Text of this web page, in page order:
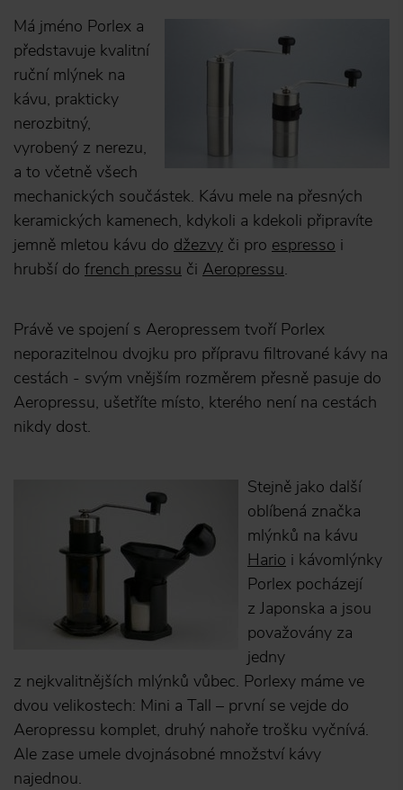
Má jméno Porlex a
představuje kvalitní
ruční mlýnek na
kávu, prakticky
nerozbitný,
vyrobený z nerezu,
a to včetně všech
mechanických součástek. Kávu mele na přesných
keramických kamenech, kdykoli a kdekoli připravíte
jemně mletou kávu do džezvy či pro espresso i
hrubší do french pressu či Aeropressu.
Právě ve spojení s Aeropressem tvoří Porlex
neporazitelnou dvojku pro přípravu filtrované kávy na
cestách - svým vnějším rozměrem přesně pasuje do
Aeropressu, ušetříte místo, kterého není na cestách
nikdy dost.
Stejně jako další
oblíbená značka
mlýnků na kávu
Hario i kávomlýnky
Porlex pocházejí
z Japonska a jsou
považovány za
jedny
z nejkvalitnějších mlýnků vůbec. Porlexy máme ve
dvou velikostech: Mini a Tall – první se vejde do
Aeropressu komplet, druhý nahoře trošku vyčnívá.
Ale zase umele dvojnásobné množství kávy
najednou.